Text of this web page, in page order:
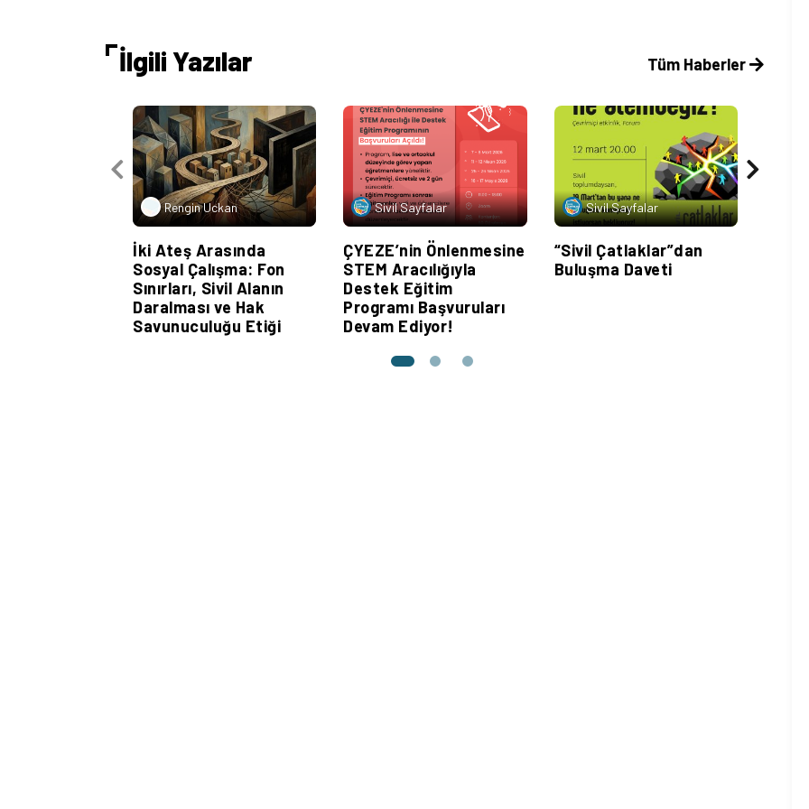
İlgili Yazılar Tüm Haberler
Rengin Uckan
İki Ateş Arasında
Sosyal Çalışma: Fon
Sınırları, Sivil Alanın
Daralması ve Hak
Savunuculuğu Etiği
Sivil Sayfalar
ÇYEZE’nin Önlenmesine
STEM Aracılığıyla
Destek Eğitim
Programı Başvuruları
Devam Ediyor!
Sivil Sayfalar
“Sivil Çatlaklar”dan
Buluşma Daveti